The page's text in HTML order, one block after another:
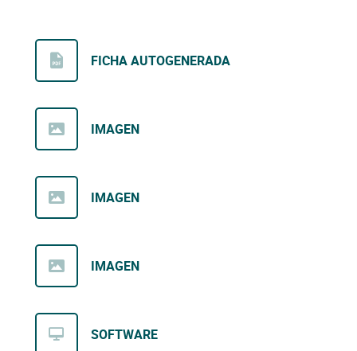
FICHA AUTOGENERADA
IMAGEN
IMAGEN
IMAGEN
SOFTWARE